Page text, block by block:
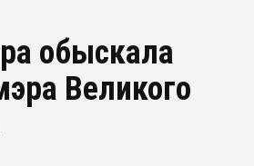
обыскала
Великого